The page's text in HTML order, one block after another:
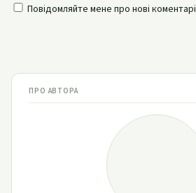
Повідомляйте мене про нові коментарі
ПРО АВТОРА